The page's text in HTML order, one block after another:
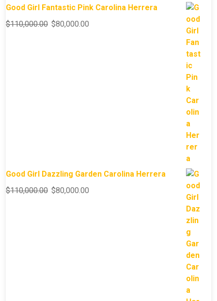
Good Girl Fantastic Pink Carolina Herrera
$110,000.00 $80,000.00
Good Girl Dazzling Garden Carolina Herrera
$110,000.00 $80,000.00